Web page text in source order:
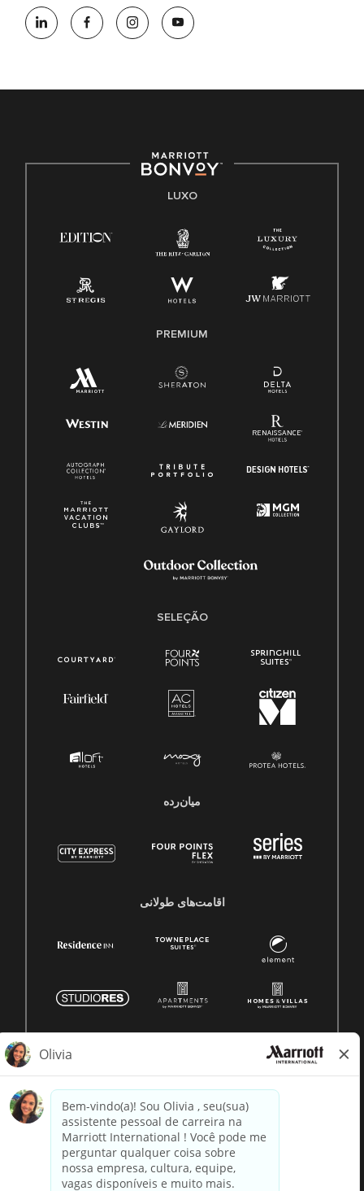
LUXO
PREMIUM
SELEÇÃO
میان‌رده
اقامت‌های طولانی